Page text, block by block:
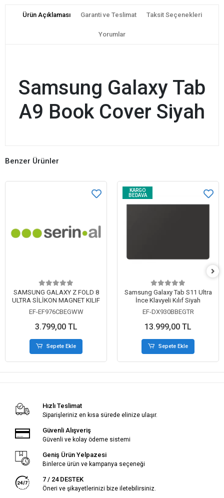
Ürün Açıklaması Garanti ve Teslimat Taksit Seçenekleri
Yorumlar
Samsung Galaxy Tab
A9 Book Cover Siyah
Benzer Ürünler
SAMSUNG GALAXY Z FOLD 8
ULTRA SİLİKON MAGNET KILIF
EF-EF976CBEGWW
3.799,00 TL
Sepete Ekle
KARGO
BEDAVA
Samsung Galaxy Tab S11 Ultra
İnce Klavyeli Kılıf Siyah
EF-DX930BBEGTR
13.999,00 TL
Sepete Ekle
Hızlı Teslimat
Siparişleriniz en kısa sürede elinize ulaşır.
Güvenli Alışveriş
Güvenli ve kolay ödeme sistemi
Geniş Ürün Yelpazesi
Binlerce ürün ve kampanya seçeneği
7 / 24 DESTEK
Öneri ve şikayetlerinizi bize iletebilirsiniz.